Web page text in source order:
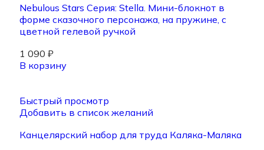
Nebulous Stars Серия: Stella. Мини-блокнот в
форме сказочного персонажа, на пружине, с
цветной гелевой ручкой
1 090 ₽
В корзину
Быстрый просмотр
Добавить в список желаний
Канцелярский набор для труда Каляка-Маляка